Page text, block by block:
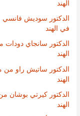
الهند
الدكتور سوديش فانسي
في الهند
الدكتور سانجاي دودات
الهند
الدكتور ساتيش راو من
الهند
الدكتور كيرتي بوشان
الهند